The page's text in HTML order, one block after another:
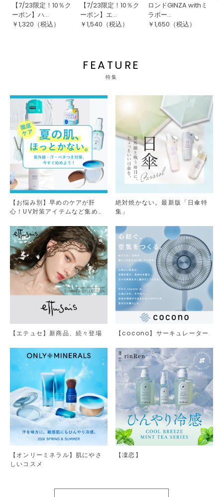
【7/23限定！10％ク
ーポン】ハ...
￥1,320 （税込）
【7/23限定！10％ク
ーポン】エ...
￥1,540 （税込）
ロンドGINZA withミ
ラボー...
￥1,650 （税込）
FEATURE
特集
【お悩み別】早めのケアが肝
心！UV対策アイテムなど集めま
絶対焼かない。最新版「日傘特
集」
【エテュセ】新商品、続々登場 【cocono】サーキュレーター
【オンリーミネラル】肌にやさ
しいコスメ
【凜恋】